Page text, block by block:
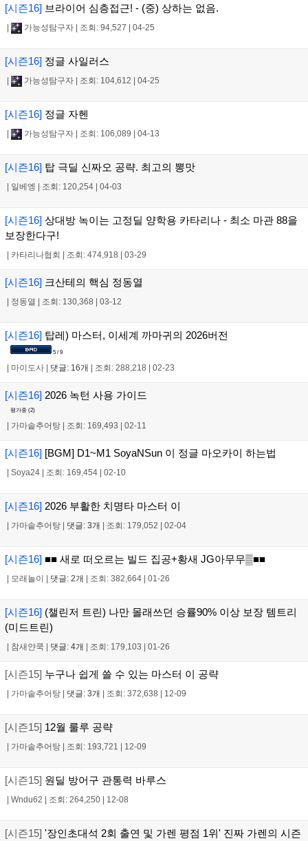
[시즌16] 브라이어 심층접근! - (중) 상하는 없음.
가능성탐구자 조회: 94,527 04-25
[시즌16] 정글 사일러스
가능성탐구자 조회: 104,612 04-25
[시즌16] 정글 자헨
가능성탐구자 조회: 106,089 04-13
[시즌16] 탑 극딜 신짜오 공략. 최고의 뽕맛
일베엥 조회: 120,254 04-03
[시즌16] 상대방 녹이는 고정딜 양학용 카타리나 - 최소 마관 88을
보장한다구!
카타리나협회 조회: 474,918 03-29
[시즌16] 크산테의 핵심 정동열
정동열 조회: 130,368 03-12
[시즌16] 탑레) 마스터, 이세계 까마귀의 2026버전
5 / 9
마이도사 댓글: 16개 조회: 288,218 02-23
[시즌16] 2026 녹턴 사용 가이드
평가중 (2)
| 가마솥추어탕 | 조회: 169,493 | 02-11
[시즌16] [BGM] D1~M1 SoyaNSun 이 정글 마오카이 하는법
| Soya24 | 조회: 169,454 | 02-10
[시즌16] 2026 부활한 치명타 마스터 이
| 가마솥추어탕 | 댓글: 3개 | 조회: 179,052 | 02-04
[시즌16] ■■ 새로 떠오르는 빌드 집공+황새 JG아무무▒■■
| 모래놀이 | 댓글: 2개 | 조회: 382,664 | 01-26
[시즌16] (챌린저 트린) 나만 몰래쓰던 승률90% 이상 보장 템트리
(미드트린)
| 참새얀쿡 | 댓글: 4개 | 조회: 179,103 | 01-26
[시즌15] 누구나 쉽게 쓸 수 있는 마스터 이 공략
| 가마솥추어탕 | 댓글: 3개 | 조회: 372,638 | 12-09
[시즌15] 12월 룰루 공략
| 가마솥추어탕 | 조회: 193,721 | 12-09
[시즌15] 원딜 방어구 관통력 바루스
| Wndu62 | 조회: 264,250 | 12-08
[시즌15] '장인초대석 2회 출연 및 가렌 평점 1위' 진짜 가렌의 시즌